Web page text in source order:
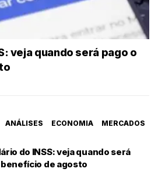
veja quando será pago o
ANÁLISES ECONOMIA MERCADOS
do INSS: veja quando será
benefício de agosto